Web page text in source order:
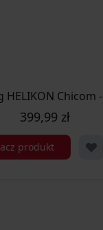
Chest Rig HELIKON Chicom - Cordura - Duck Hunter - (KK-CCR-CD-DH)
399,99 zł
produkt